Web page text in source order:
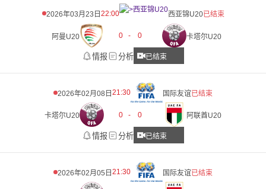
2026年03月23日 22:00 西亚锦U20已结束
阿曼U20 0 - 0 卡塔尔U20
情报 分析 已结束
2026年02月08日21:30 国际友谊已结束
卡塔尔U20 0 - 0 阿联酋U20
情报 分析 已结束
2026年02月05日21:30 国际友谊已结束